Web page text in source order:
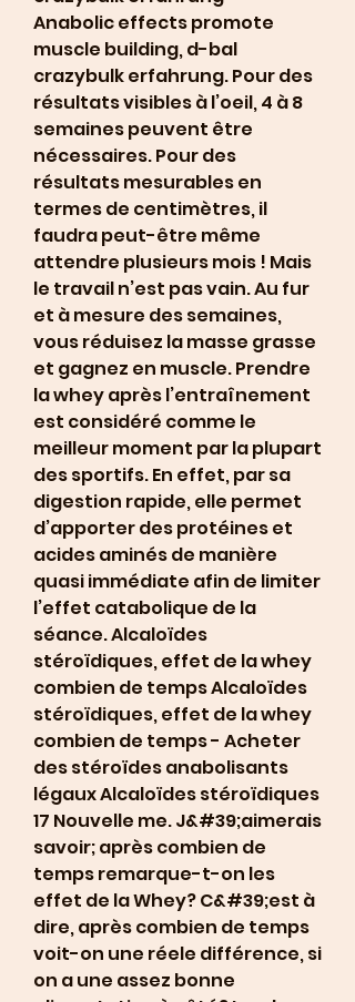
Anabolic effects promote
muscle building, d-bal
crazybulk erfahrung. Pour des
résultats visibles à l’oeil, 4 à 8
semaines peuvent être
nécessaires. Pour des
résultats mesurables en
termes de centimètres, il
faudra peut-être même
attendre plusieurs mois ! Mais
le travail n’est pas vain. Au fur
et à mesure des semaines,
vous réduisez la masse grasse
et gagnez en muscle. Prendre
la whey après l’entraînement
est considéré comme le
meilleur moment par la plupart
des sportifs. En effet, par sa
digestion rapide, elle permet
d’apporter des protéines et
acides aminés de manière
quasi immédiate afin de limiter
l’effet catabolique de la
séance. Alcaloïdes
stéroïdiques, effet de la whey
combien de temps Alcaloïdes
stéroïdiques, effet de la whey
combien de temps - Acheter
des stéroïdes anabolisants
légaux Alcaloïdes stéroïdiques
17 Nouvelle me. J&#39;aimerais
savoir; après combien de
temps remarque-t-on les
effet de la Whey? C&#39;est à
dire, après combien de temps
voit-on une réele différence, si
on a une assez bonne